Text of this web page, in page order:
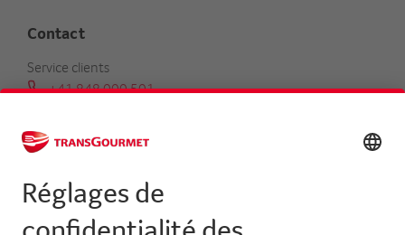
Contact
Service clients
+41 848 000 501
Trouver un conseiller clientèle
Centrale
+41 31 858 48 48